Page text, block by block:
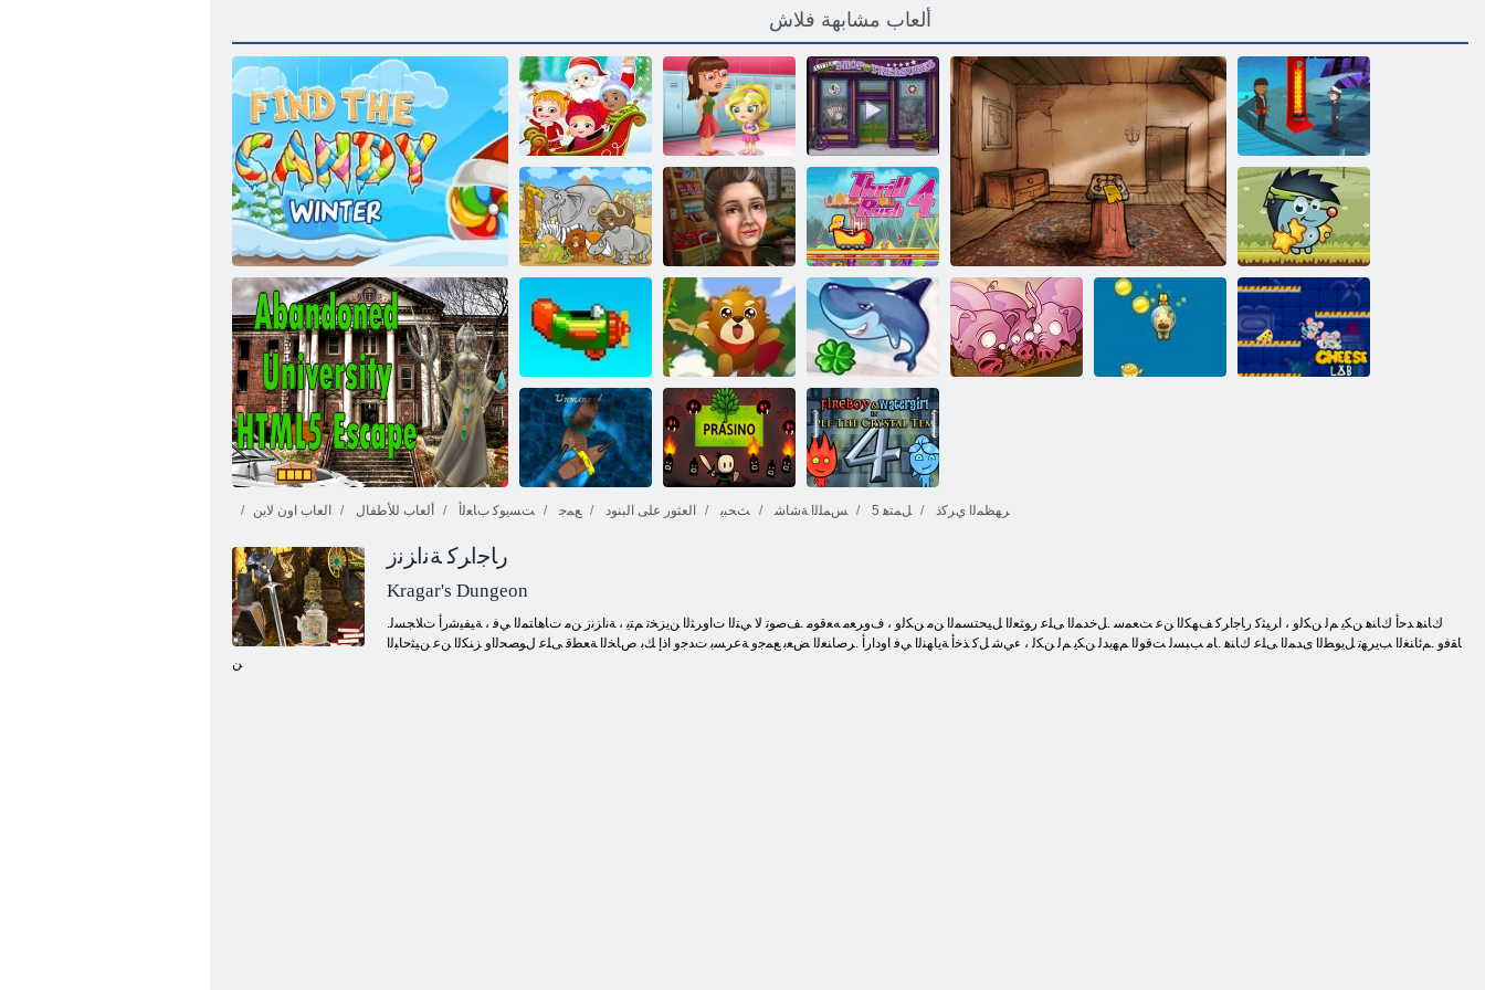
ألعاب مشابهة فلاش
العثور على كاندي: الشتاء
ﺓﺄﺟﺎﻔﻣ ﺩﻼ ﻴﻤﻟﺍ
ﺪﻴﻋ ﻲﻠﺴﻋ ﻞﻔﻃ
ﻞﻤﻌﻟﺍ ﺐﻨﺠﺗ
ﺔﺒﻌﻟ ﺔﺳﺭﺪﻤﻟﺍ
ﺯﻮﻨﻛ ﻦﻣ ﻼ ﻴﻠﻗ
ﺮﺠﺘﻣ
ﻮﻳﺎﺑ ﺓﺮﻳﺰﺟ
ﺕﺎﻓﻼ ﺘﺧﻻ ﺍ 10
ﻦﻋ ﺚﺤﺒﻟﺍ
ﺹﺎﺧ ﻡﻮﻳ الاثارة 4 التفاح Sboschik
أكرر مرة أخرى السنجاب البطل تحلق القرش
العاب اون لاين ألعاب للأطفال ﺖﺴﻳﻮﻛ ﺏﺎﻌﻟﺃ ﻊﻤﺟ العثور على البنود ﺚﺤﺒﻳ ﺲﻤﻠﻟﺍ ﺔﺷﺎﺷ 5 ﻞﻤﺘﻫ ﺮﻬﻈﻤﻟﺍ ﻱﺮﻛﺫ
ﺭﺎﺟﺍﺮﻛ ﺔﻧﺍﺰﻧﺯ
Kragar's Dungeon
.ﻙﺎﻨﻫ ﺪﺣﺃ ﻙﺎﻨﻫ ﻦﻜﻳ ﻢﻟ ﻦﻜﻟﻭ ، ﺍﺮﻴﺜﻛ ﺭﺎﺟﺍﺮﻛ ﻒﻬﻜﻟﺍ ﻦﻋ ﺖﻌﻤﺳ .ﻞﺧﺪﻤﻟﺍ ﻰﻠﻋ ﺭﻮﺜﻌﻟﺍ ﻞﻴﺤﺘﺴﻤﻟﺍ ﻦﻣ ﻦﻜﻟﻭ ، ﻑﻭﺮﻌﻣ ﻪﻌﻗﻮﻣ .ﻒﺻﻮﺗ ﻻ ﻲﺘﻟﺍ ﺕﺍﻭﺮﺜﻟﺍ ﻦﻳﺰﺨﺗ ﻢﺘﻳ ، ﺔﻧﺍﺰﻧﺯ ﻦﻣ ﺕﺎﻫﺎﺘﻤﻟﺍ ﻲﻓ ، ﺔﻴﻔﻴﺷﺭﺃ ﺕﻼ ﺠﺴﻟ
ﺎﻘﻓﻭ .ﻢﺋﺎﻨﻐﻟﺍ ﺐﻳﺮﻬﺗ ﻞﻳﻮﻄﻟﺍ ﻯﺪﻤﻟﺍ ﻰﻠﻋ ﻙﺎﻨﻫ .ﺎﻣ ﺐﺒﺴﻟ ﺖﻗﻮﻟﺍ ﻢﻬﻳﺪﻟ ﻦﻜﻳ ﻢﻟ ﻦﻜﻟ ، ءﻲﺷ ﻞﻛ ﺬﺧﺃ ﺔﻳﺎﻬﻨﻟﺍ ﻲﻓ ﺍﻭﺩﺍﺭﺃ .ﺮﺻﺎﻨﻌﻟﺍ ﺾﻌﺑ ﻊﻤﺟﻭ ﺔﻋﺮﺴﺑ ﺕﺪﺟﻭ ﺍﺫﺇ ﻚﺑ ﺹﺎﺨﻟﺍ ﺔﻌﻄﻗ ﻰﻠﻋ ﻝﻮﺼﺤﻟﺍﻭ ﺰﻨﻜﻟﺍ ﻦﻋ ﻦﻴﺜﺣﺎﺒﻟﺍ
ﻦ